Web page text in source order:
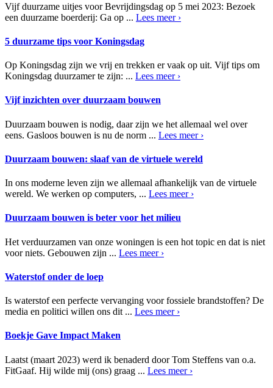
Vijf duurzame uitjes voor Bevrijdingsdag op 5 mei 2023: Bezoek
een duurzame boerderij: Ga op ... Lees meer ›
5 duurzame tips voor Koningsdag
Op Koningsdag zijn we vrij en trekken er vaak op uit. Vijf tips om
Koningsdag duurzamer te zijn: ... Lees meer ›
Vijf inzichten over duurzaam bouwen
Duurzaam bouwen is nodig, daar zijn we het allemaal wel over
eens. Gasloos bouwen is nu de norm ... Lees meer ›
Duurzaam bouwen: slaaf van de virtuele wereld
In ons moderne leven zijn we allemaal afhankelijk van de virtuele
wereld. We werken op computers, ... Lees meer ›
Duurzaam bouwen is beter voor het milieu
Het verduurzamen van onze woningen is een hot topic en dat is niet
voor niets. Gebouwen zijn ... Lees meer ›
Waterstof onder de loep
Is waterstof een perfecte vervanging voor fossiele brandstoffen? De
media en politici willen ons dit ... Lees meer ›
Boekje Gave Impact Maken
Laatst (maart 2023) werd ik benaderd door Tom Steffens van o.a.
FitGaaf. Hij wilde mij (ons) graag ... Lees meer ›